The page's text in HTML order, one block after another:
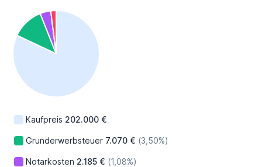
Kaufpreis 202.000 €
Grunderwerbsteuer 7.070 € (3,50%)
Notarkosten 2.185 € (1,08%)